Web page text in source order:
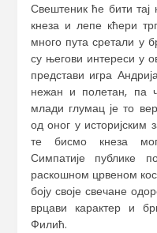
Свештеник ће бити тај
кнеза и лепе кћери
много пута сретали у
су његови интереси у
представи игра
нежан и полетан, па
млади глумац је то
од оног у историјским
те бисмо кнеза
Симпатије публике
раскошном црвеном
боју своје свечане
врцави карактер и
Филић.